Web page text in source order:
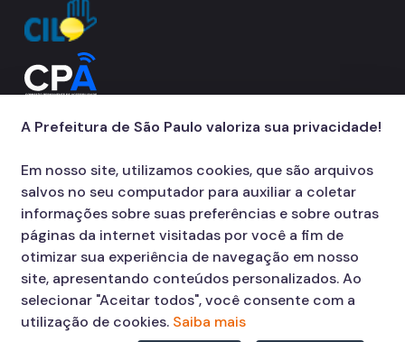
A Prefeitura de São Paulo valoriza sua privacidade!
Em nosso site, utilizamos cookies, que são arquivos
salvos no seu computador para auxiliar a coletar
informações sobre suas preferências e sobre outras
páginas da internet visitadas por você a fim de
otimizar sua experiência de navegação em nosso
site, apresentando conteúdos personalizados. Ao
selecionar "Aceitar todos", você consente com a
utilização de cookies. Saiba mais